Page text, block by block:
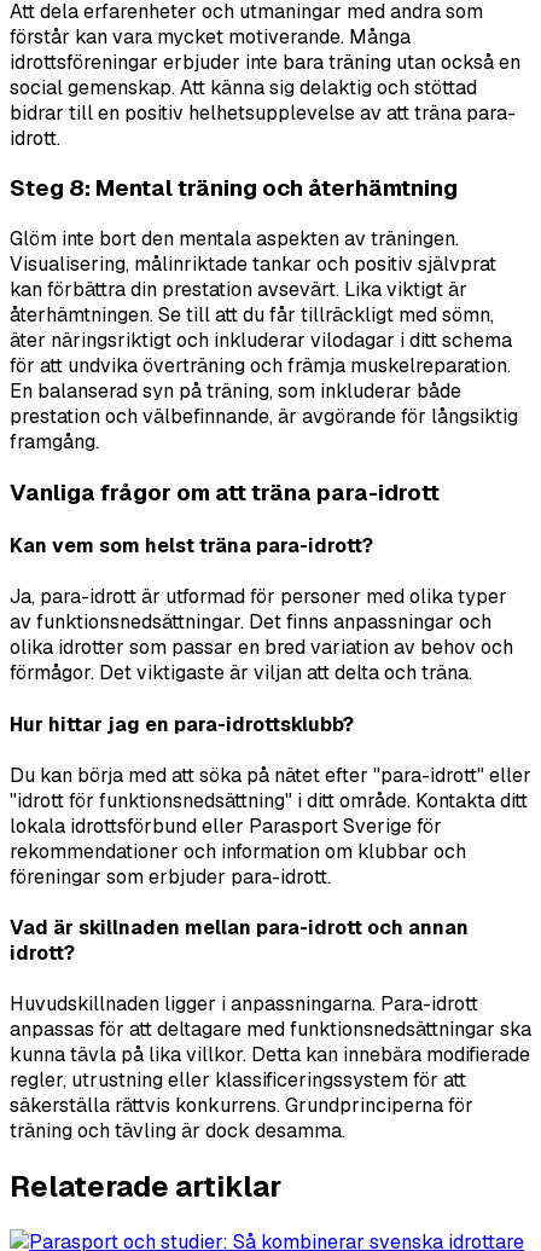
Att dela erfarenheter och utmaningar med andra som
förstår kan vara mycket motiverande. Många
idrottsföreningar erbjuder inte bara träning utan också en
social gemenskap. Att känna sig delaktig och stöttad
bidrar till en positiv helhetsupplevelse av att träna para-
idrott.
Steg 8: Mental träning och återhämtning
Glöm inte bort den mentala aspekten av träningen.
Visualisering, målinriktade tankar och positiv självprat
kan förbättra din prestation avsevärt. Lika viktigt är
återhämtningen. Se till att du får tillräckligt med sömn,
äter näringsriktigt och inkluderar vilodagar i ditt schema
för att undvika överträning och främja muskelreparation.
En balanserad syn på träning, som inkluderar både
prestation och välbefinnande, är avgörande för långsiktig
framgång.
Vanliga frågor om att träna para-idrott
Kan vem som helst träna para-idrott?
Ja, para-idrott är utformad för personer med olika typer
av funktionsnedsättningar. Det finns anpassningar och
olika idrotter som passar en bred variation av behov och
förmågor. Det viktigaste är viljan att delta och träna.
Hur hittar jag en para-idrottsklubb?
Du kan börja med att söka på nätet efter "para-idrott" eller
"idrott för funktionsnedsättning" i ditt område. Kontakta ditt
lokala idrottsförbund eller Parasport Sverige för
rekommendationer och information om klubbar och
föreningar som erbjuder para-idrott.
Vad är skillnaden mellan para-idrott och annan
idrott?
Huvudskillnaden ligger i anpassningarna. Para-idrott
anpassas för att deltagare med funktionsnedsättningar ska
kunna tävla på lika villkor. Detta kan innebära modifierade
regler, utrustning eller klassificeringssystem för att
säkerställa rättvis konkurrens. Grundprinciperna för
träning och tävling är dock desamma.
Relaterade artiklar